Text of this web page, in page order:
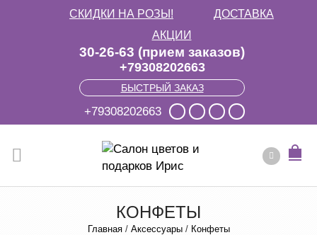
СКИДКИ НА РОЗЫ!
ДОСТАВКА
АКЦИИ
30-26-63 (прием заказов)
+79308202663
БЫСТРЫЙ ЗАКАЗ
+79308202663
КОНФЕТЫ
Главная / Аксессуары /Конфеты